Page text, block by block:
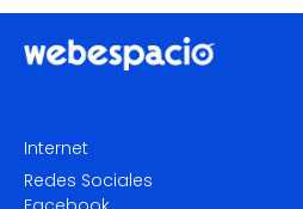
Internet
Redes Sociales